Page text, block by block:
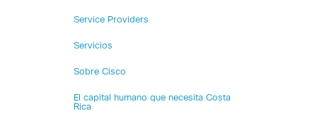
Service Providers
Servicios
Sobre Cisco
El capital humano que necesita Costa
Rica